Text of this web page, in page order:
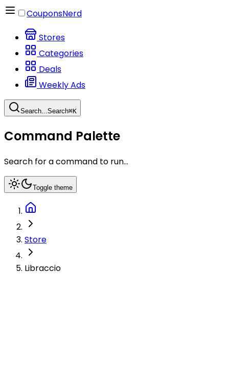
CouponsNerd
Stores
Categories
Deals
Weekly Ads
Search...Search⌘K
Command Palette
Search for a command to run...
Toggle theme
Store
Libraccio